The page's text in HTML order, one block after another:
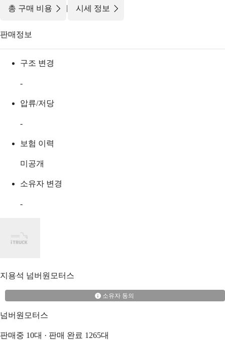
총 구매 비용 | 시세 정보
판매정보
구조 변경
-
압류/저당
-
보험 이력
미공개
소유자 변경
-
지용석 넘버원모터스
소유자 동의
넘버원모터스
판매중 10대 · 판매 완료 1265대